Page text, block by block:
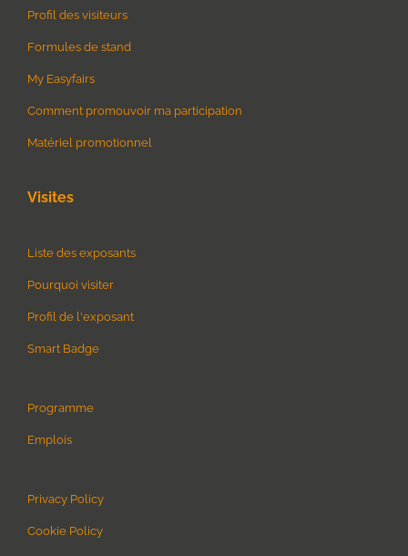
Profil des visiteurs
Formules de stand
My Easyfairs
Comment promouvoir ma participation
Matériel promotionnel
Visites
Liste des exposants
Pourquoi visiter
Profil de l'exposant
Smart Badge
Programme
Emplois
Privacy Policy
Cookie Policy